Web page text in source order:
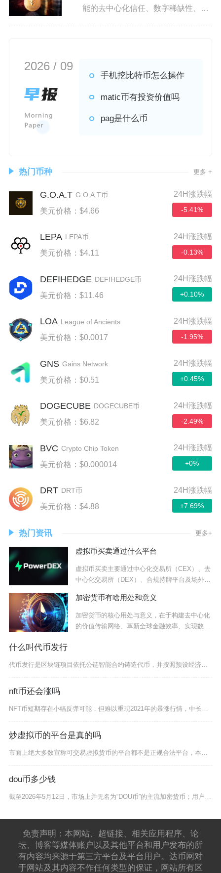
能的去中心化信任、数字稀缺性、全
球流通能力与生态应用落地，
2026 / 09
手机挖比特币怎么操作
matic币有投资价值吗
pag是什么币
热门币种 更多 +
G.O.A.T G.O.A.T币
美元价格：$4.66
24H涨跌幅
-5.41%
LEPA LEPA币
美元价格：$4.11
24H涨跌幅
-0.13%
DEFIHEDGE DEFIHEDGE币
美元价格：$11.46
24H涨跌幅
+0.10%
LOA League of Ancients
美元价格：$0.0017
24H涨跌幅
-1.95%
GNS Gains Network
美元价格：$0.51
24H涨跌幅
+0.45%
DOGECUBE DOGECUBE币
美元价格：$6.82
24H涨跌幅
-2.49%
BVC Crypto Chip Token
美元价格：$0.000014
24H涨跌幅
+0%
DRT DRT币
美元价格：$4.88
24H涨跌幅
+7.69%
热门资讯 更多+
虚拟币买卖通过什么平台
虚拟币买卖主要通过中心化交易所（CEX）、去
中心化交易所（DEX）、合规持牌平台及场外交
加密货币有啥用处和意义
加密货币的核心用处与意义，在于构建去中心化
的价值传输网络、革新全球金融效率、实现数字
什么叫代币发行
代币发行是区块链项目依托公链智能合约铸造代币，并按照预设经济模型完成代币拆分、分配与面向市
nft币还会涨吗
NFT币短期存在小幅反弹可能，但难以重现2021年的暴涨行情，中长期走势将取决于生态落地与
炒虚拟币的平台是真的吗
市面上绝大多数宣称可交易虚拟货币的平台都不是正规合法平台，本质上多为不受监管的境外违规平台
dou币多少钱
截至2026年5月12日，市场上并无名为“DOU币”的主流加密货币；用户常问的“dou币”
免责声明：本网站、超链接、相关应用程序、论
坛、博客等媒体账户以及其他平台和用户发布的所
有内容均来源于第三方平台及平台用户。达币网对
于网站及其内容不作任何类型的保证，网站所有区